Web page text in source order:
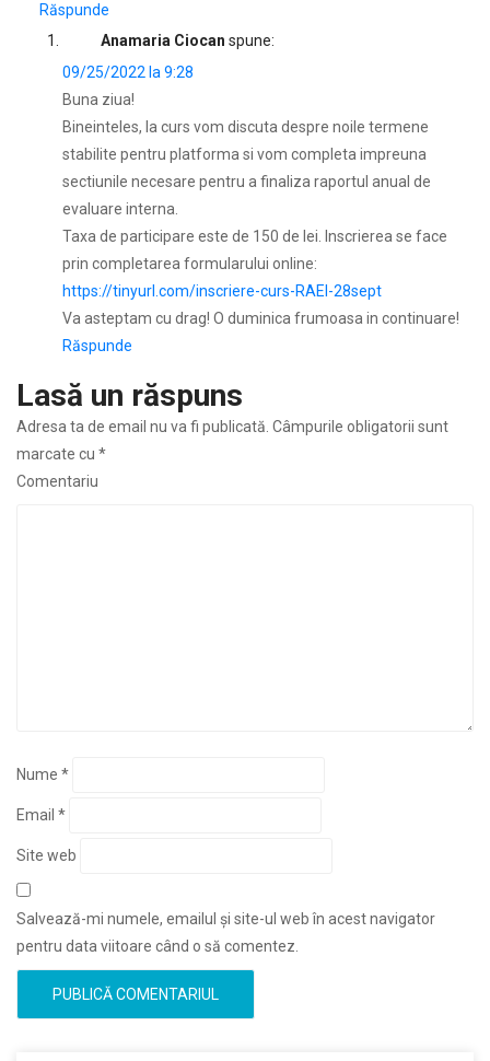
Răspunde
Anamaria Ciocan spune:
09/25/2022 la 9:28
Buna ziua!
Bineinteles, la curs vom discuta despre noile termene
stabilite pentru platforma si vom completa impreuna
sectiunile necesare pentru a finaliza raportul anual de
evaluare interna.
Taxa de participare este de 150 de lei. Inscrierea se face
prin completarea formularului online:
https://tinyurl.com/inscriere-curs-RAEI-28sept
Va asteptam cu drag! O duminica frumoasa in continuare!
Răspunde
Lasă un răspuns
Adresa ta de email nu va fi publicată. Câmpurile obligatorii sunt
marcate cu *
Comentariu
Nume *
Email *
Site web
Salvează-mi numele, emailul și site-ul web în acest navigator
pentru data viitoare când o să comentez.